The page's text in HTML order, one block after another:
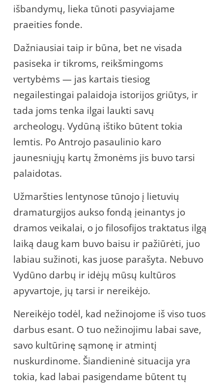
išbandymų, lieka tūnoti pasyviajame
praeities fonde.
Dažniausiai taip ir būna, bet ne visada
pasiseka ir tikroms, reikšmingoms
vertybėms — jas kartais tiesiog
negailestingai palaidoja istorijos griūtys, ir
tada joms tenka ilgai laukti savų
archeologų. Vydūną ištiko būtent tokia
lemtis. Po Antrojo pasaulinio karo
jaunesniųjų kartų žmonėms jis buvo tarsi
palaidotas.
Užmaršties lentynose tūnojo į lietuvių
dramaturgijos aukso fondą įeinantys jo
dramos veikalai, o jo filosofijos traktatus ilgą
laiką daug kam buvo baisu ir pažiūrėti, juo
labiau sužinoti, kas juose parašyta. Nebuvo
Vydūno darbų ir idėjų mūsų kultūros
apyvartoje, jų tarsi ir nereikėjo.
Nereikėjo todėl, kad nežinojome iš viso tuos
darbus esant. O tuo nežinojimu labai save,
savo kultūrinę sąmonę ir atmintį
nuskurdinome. Šiandieninė situacija yra
tokia, kad labai pasigendame būtent tų